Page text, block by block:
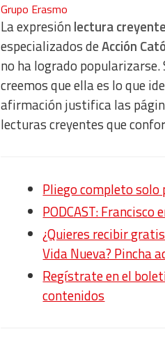
Grupo Erasmo
La expresiónlectura creyente
especializados deAcción
no ha logrado
creemos que ella es lo que
afirmación justifica las
lecturas creyentes que
Pliego completo
PODCAST:
¿Quieres recibir
Vida Nueva? Pincha
Regístrate en el
contenidos